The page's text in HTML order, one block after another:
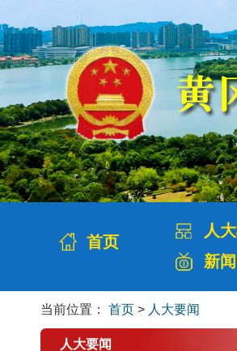
首页
人
新
当前位置： 首页 > 人大要闻
人大要闻